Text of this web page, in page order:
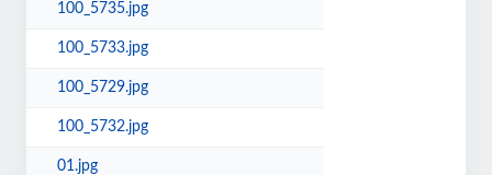
100_5735.jpg
100_5733.jpg
100_5729.jpg
100_5732.jpg
01.jpg